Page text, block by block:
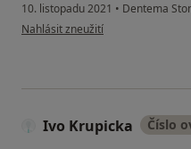
10. listopadu 2021 • Dentema
podle názoru uživatele Ing. Eva
Nahlásit zneužití
Ivo Krupicka Číslo